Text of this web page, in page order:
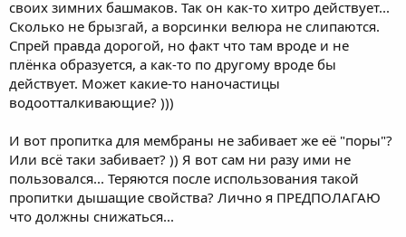
своих зимних башмаков. Так он как-то хитро действует...
Сколько не брызгай, а ворсинки велюра не слипаются.
Спрей правда дорогой, но факт что там вроде и не
плёнка образуется, а как-то по другому вроде бы
действует. Может какие-то наночастицы
водоотталкивающие? )))
И вот пропитка для мембраны не забивает же её "поры"?
Или всё таки забивает? )) Я вот сам ни разу ими не
пользовался... Теряются после использования такой
пропитки дышащие свойства? Лично я ПРЕДПОЛАГАЮ
что должны снижаться...